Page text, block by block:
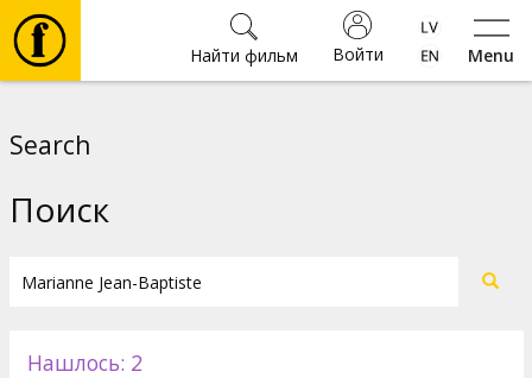
Menu
Войти
Найти фильм
Search
Поиск
Нашлось: 2